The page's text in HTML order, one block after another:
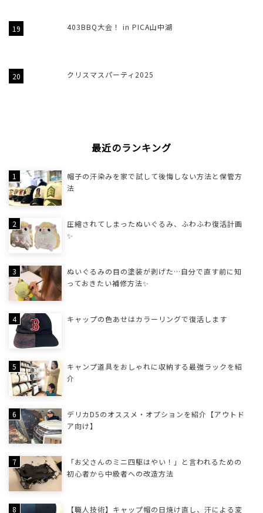
403BBQ大会！ in PICA山中湖
クリスマスパーティ2025
最近のランキング
帽子の汗染みを家で試して後悔しない方法と保管方
法
圧縮されてしまったぬいぐるみ、ふわふわ復活計画
✨
ぬいぐるみの目の塗装が剥げた…自分で直す前に知
っておきたい補修方法✨
キャップの色あせはカラーリングで復活します
キャンプ道具をおしゃれに収納する最強ラックを紹
介
デリカD5のオススメ・オプションを紹介【アウトド
ア向け】
「お父さんのミニ四駆はやい！」と言われるための
初心者から中級者への改造方法
【職人技術】キャップ帽の日焼け直し、汗による変